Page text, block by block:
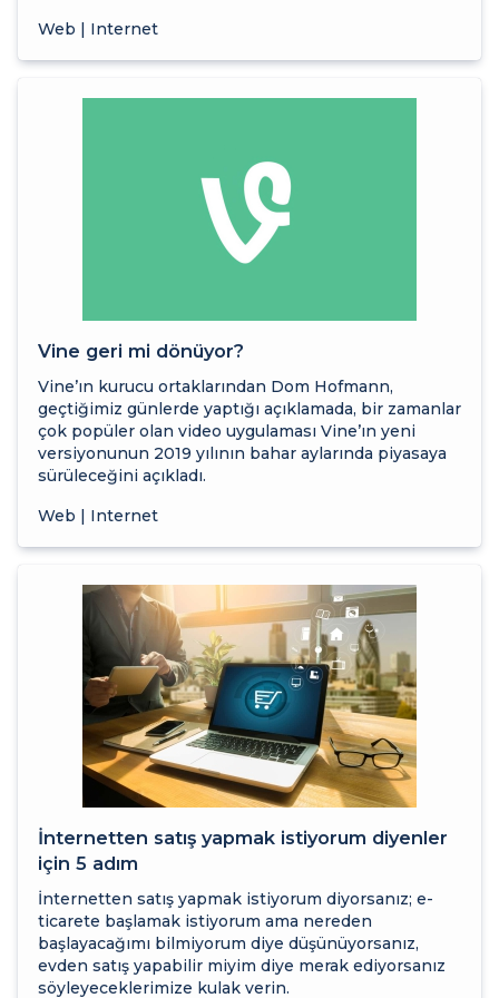
Web | Internet
Vine geri mi dönüyor?
Vine’ın kurucu ortaklarından Dom Hofmann,
geçtiğimiz günlerde yaptığı açıklamada, bir zamanlar
çok popüler olan video uygulaması Vine’ın yeni
versiyonunun 2019 yılının bahar aylarında piyasaya
sürüleceğini açıkladı.
Web | Internet
İnternetten satış yapmak istiyorum diyenler
için 5 adım
İnternetten satış yapmak istiyorum diyorsanız; e-
ticarete başlamak istiyorum ama nereden
başlayacağımı bilmiyorum diye düşünüyorsanız,
evden satış yapabilir miyim diye merak ediyorsanız
söyleyeceklerimize kulak verin.